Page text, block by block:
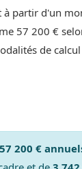
à partir d'un
57 200 €
de
57 200 €